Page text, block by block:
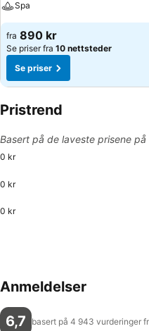
Spa
fra 890 kr
Se priser fra 10 nettsteder
Se priser
Pristrend
Basert på de laveste prisene
0 kr
0 kr
0 kr
Anmeldelser
6,7 basert på 4 943 vurderinger